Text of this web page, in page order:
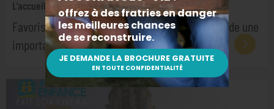
L’accueil en fratrie
Favoriser les liens fraternels La Fondation accorde une
importance particulière aux liens fraternels.…